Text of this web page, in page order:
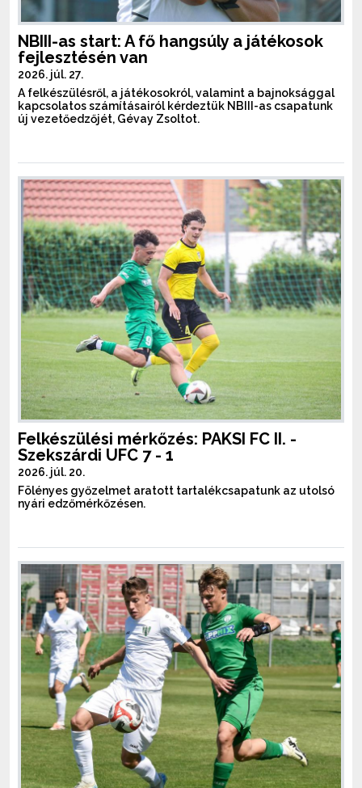
NBIII-as start: A fő hangsúly a játékosok
fejlesztésén van
2026. júl. 27.
A felkészülésről, a játékosokról, valamint a bajnoksággal
kapcsolatos számításairól kérdeztük NBIII-as csapatunk
új vezetőedzőjét, Gévay Zsoltot.
Felkészülési mérkőzés: PAKSI FC II. -
Szekszárdi UFC 7 - 1
2026. júl. 20.
Fölényes győzelmet aratott tartalékcsapatunk az utolsó
nyári edzőmérkőzésen.